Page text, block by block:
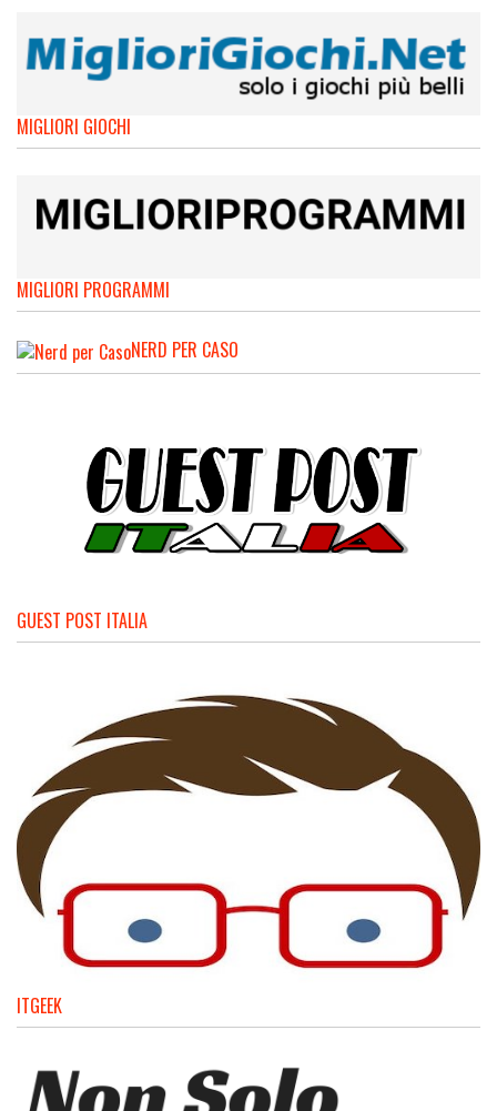
MIGLIORI GIOCHI
MIGLIORI PROGRAMMI
NERD PER CASO
GUEST POST ITALIA
ITGEEK